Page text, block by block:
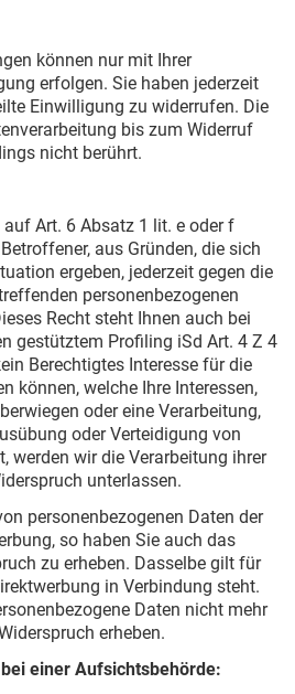
können nur mit Ihrer
erfolgen. Sie haben jederzeit
Einwilligung zu widerrufen. Die
bis zum Widerruf
nicht berührt.
Art. 6 Absatz 1 lit. e oder f
aus Gründen, die sich
ergeben, jederzeit gegen die
personenbezogenen
Recht steht Ihnen auch bei
gestütztem Profiling iSd Art. 4 Z 4
Berechtigtes Interesse für die
können, welche Ihre Interessen,
oder eine Verarbeitung,
oder Verteidigung von
werden wir die Verarbeitung ihrer
unterlassen.
personenbezogenen Daten der
so haben Sie auch das
zu erheben. Dasselbe gilt für
in Verbindung steht.
Daten nicht mehr
erheben.
einer Aufsichtsbehörde: